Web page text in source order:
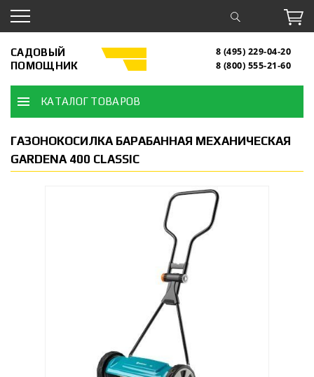
САДОВЫЙ
ПОМОЩНИК
8 (495) 229-04-20
8 (800) 555-21-60
КАТАЛОГ ТОВАРОВ
ГАЗОНОКОСИЛКА БАРАБАННАЯ МЕХАНИЧЕСКАЯ
GARDENA 400 CLASSIC